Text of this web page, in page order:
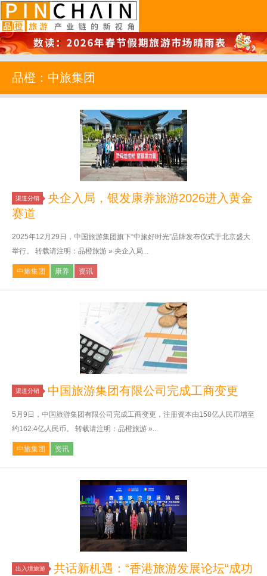
品橙旅游
品橙：中旅集团
渠道分销
央企入局，银发康养旅游2026进入黄金
赛道
2025年12月29日，中国旅游集团旗下“中旅好时光”品牌发布仪式于北京盛大
举行。 转载请注明：品橙旅游 » 央企入局...
中旅集团 康养 资讯
渠道分销 中国旅游集团有限公司完成工商变更
5月9日，中国旅游集团有限公司完成工商变更，注册资本由158亿人民币增至
约162.4亿人民币。 转载请注明：品橙旅游 »...
中旅集团 资讯
出入境旅游
共话新机遇：“香港旅游发展论坛“成功